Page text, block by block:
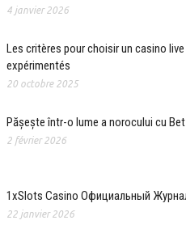
4 janvier 2026
Les critères pour choisir un casino
expérimentés
20 octobre 2025
Pășește într-o lume a norocului cu
2 février 2026
1xSlots Casino Официальный
22 janvier 2026